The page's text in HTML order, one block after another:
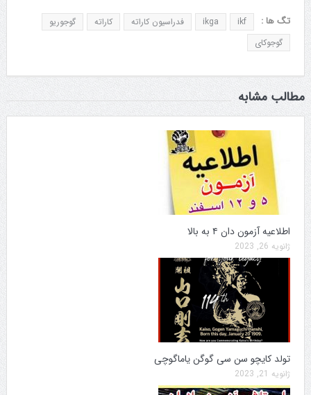
تگ ها : ikf
ikga فدراسیون کاراته کاراته
گوجوریو
گوجوکای
مطالب مشابه
اطلاعیه آزمون دان ۴ به بالا
ژانویه 26, 2023
تولد کایچو سن سی گوگن یاماگوچی
ژانویه 21, 2023